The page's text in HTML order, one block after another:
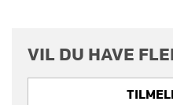
VIL DU HAVE